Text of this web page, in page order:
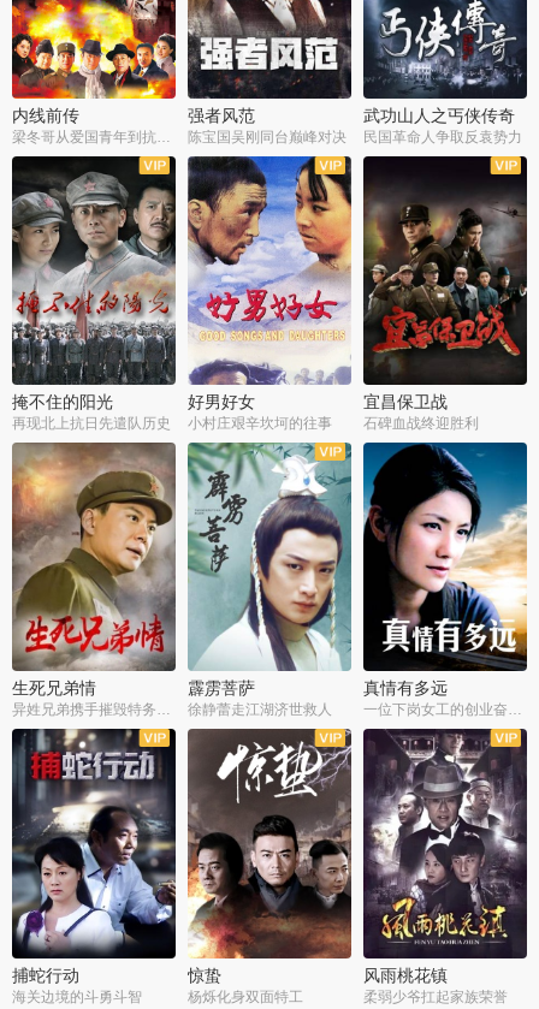
内线前传 强者风范
陈宝国吴刚同台巅峰对决
武功山人之丐侠传奇
民国革命人争取反袁势力
全38集
掩不住的阳光
再现北上抗日先遣队历史
全9集
好男好女
小村庄艰辛坎坷的往事
全35集
宜昌保卫战
石碑血战终迎胜利
全37集
生死兄弟情
异姓兄弟携手摧毁特务阴谋
全40集
霹雳菩萨
徐静蕾走江湖济世救人
全25集
真情有多远
一位下岗女工的创业奋斗史
全22集
捕蛇行动
海关边境的斗勇斗智
全39集
惊蛰
杨烁化身双面特工
全36集
风雨桃花镇
柔弱少爷扛起家族荣誉